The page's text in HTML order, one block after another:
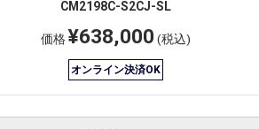
CM2198C-S2CJ-SL
価格¥638,000 (税込)
オンライン決済OK